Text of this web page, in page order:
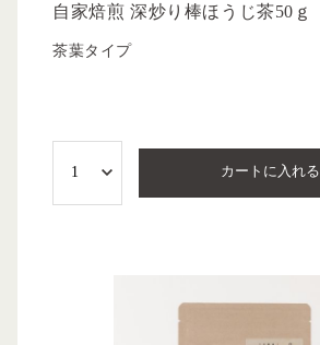
自家焙煎 深炒り棒ほうじ茶50ｇ
茶葉タイプ
カートに入れる